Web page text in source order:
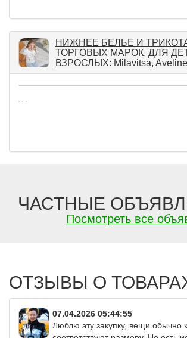
НИЖНЕЕ БЕЛЬЕ И
ТОРГОВЫХ МАРОК, ДЛЯ
ВЗРОСЛЫХ: Milavitsa,
Intri, Lui et Elle, Innamore,
КРОКИД и др.
ЧАСТНЫЕ
Посмотреть все
ОТЗЫВЫ О
07.04.2026 05:44:55
Люблю эту закупку, вещи обычно